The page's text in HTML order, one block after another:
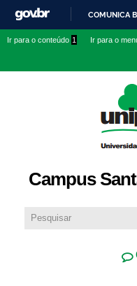
COMUNICA
Ir para o conteúdo 1 Ir para o
Campus